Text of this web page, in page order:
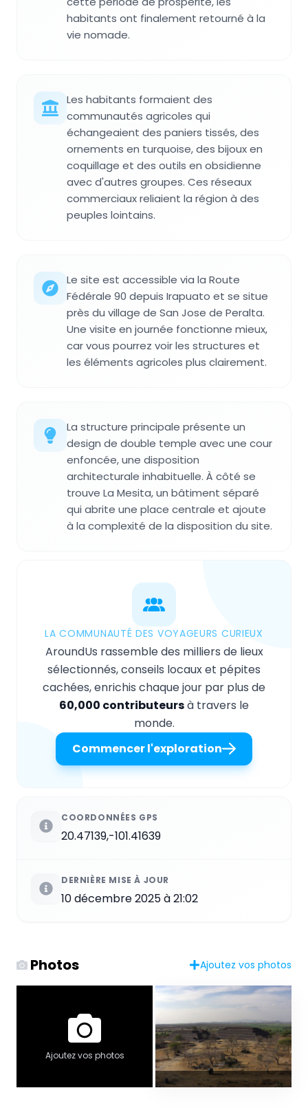
habitants ont finalement retourné à la
vie nomade.
Les habitants formaient des
communautés agricoles qui
échangeaient des paniers tissés, des
ornements en turquoise, des bijoux en
coquillage et des outils en obsidienne
avec d'autres groupes. Ces réseaux
commerciaux reliaient la région à des
peuples lointains.
Le site est accessible via la Route
Fédérale 90 depuis Irapuato et se situe
près du village de San Jose de Peralta.
Une visite en journée fonctionne mieux,
car vous pourrez voir les structures et
les éléments agricoles plus clairement.
La structure principale présente un
design de double temple avec une cour
enfoncée, une disposition
architecturale inhabituelle. À côté se
trouve La Mesita, un bâtiment séparé
qui abrite une place centrale et ajoute
à la complexité de la disposition du site.
LA COMMUNAUTÉ DES VOYAGEURS CURIEUX
AroundUs rassemble des milliers de lieux
sélectionnés, conseils locaux et pépites
cachées, enrichis chaque jour par plus de
60,000 contributeursà travers le
monde.
Commencer l'exploration
COORDONNÉES GPS
20.47139,-101.41639
DERNIÈRE MISE À JOUR
10 décembre 2025 à 21:02
Photos Ajoutez vos photos
Ajoutez vos photos